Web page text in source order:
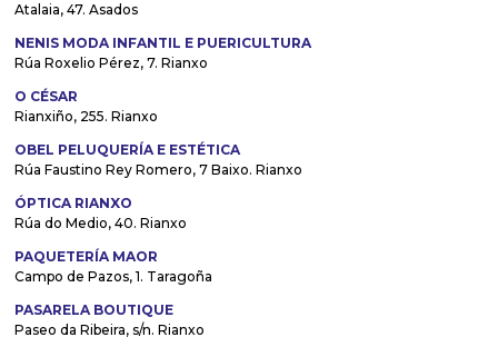
Atalaia, 47. Asados
NENIS MODA INFANTIL E PUERICULTURA
Rúa Roxelio Pérez, 7. Rianxo
O CÉSAR
Rianxiño, 255. Rianxo
OBEL PELUQUERÍA E ESTÉTICA
Rúa Faustino Rey Romero, 7 Baixo. Rianxo
ÓPTICA RIANXO
Rúa do Medio, 40. Rianxo
PAQUETERÍA MAOR
Campo de Pazos, 1. Taragoña
PASARELA BOUTIQUE
Paseo da Ribeira, s/n. Rianxo